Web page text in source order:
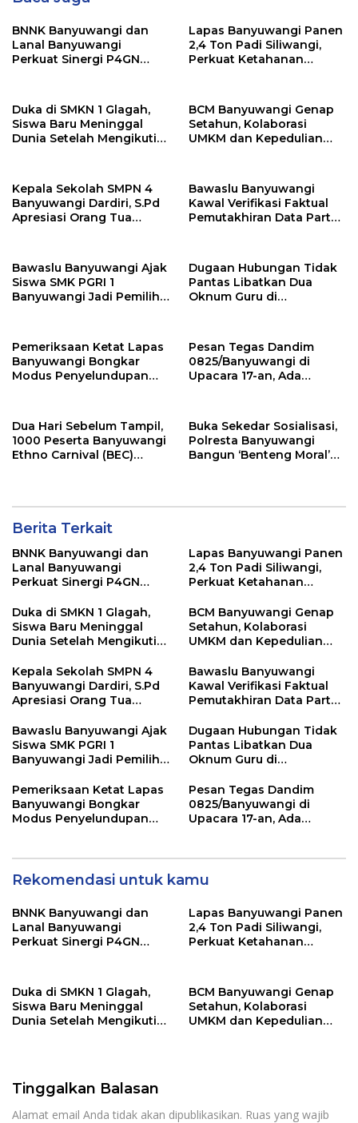
BNNK Banyuwangi dan
Lanal Banyuwangi
Perkuat Sinergi P4GN
Lapas Banyuwangi Panen
2,4 Ton Padi Siliwangi,
Perkuat Ketahanan
Duka di SMKN 1 Glagah,
Siswa Baru Meninggal
Dunia Setelah Mengikuti
BCM Banyuwangi Genap
Setahun, Kolaborasi
UMKM dan Kepedulian
Kepala Sekolah SMPN 4
Banyuwangi Dardiri, S.Pd
Apresiasi Orang Tua
Depan Gerbang Sekolah
Bawaslu Banyuwangi
Kawal Verifikasi Faktual
Pemutakhiran Data Partai
Bawaslu Banyuwangi Ajak
Siswa SMK PGRI 1
Banyuwangi Jadi Pemilih
Dugaan Hubungan Tidak
Pantas Libatkan Dua
Oknum Guru di
Pemeriksaan Ketat Lapas
Banyuwangi Bongkar
Modus Penyelundupan
Pesan Tegas Dandim
0825/Banyuwangi di
Upacara 17-an, Ada
Prajurit
Dua Hari Sebelum Tampil,
1000 Peserta Banyuwangi
Ethno Carnival (BEC)
Buka Sekedar Sosialisasi,
Polresta Banyuwangi
Bangun ‘Benteng Moral’
Berita Terkait
BNNK Banyuwangi dan
Lanal Banyuwangi
Perkuat Sinergi P4GN
Lapas Banyuwangi Panen
2,4 Ton Padi Siliwangi,
Perkuat Ketahanan
Duka di SMKN 1 Glagah,
Siswa Baru Meninggal
Dunia Setelah Mengikuti
BCM Banyuwangi Genap
Setahun, Kolaborasi
UMKM dan Kepedulian
Anniversary
Kepala Sekolah SMPN 4
Banyuwangi Dardiri, S.Pd
Apresiasi Orang Tua
Pagi Sambut Siswa di
Depan Gerbang Sekolah
Bawaslu Banyuwangi
Kawal Verifikasi Faktual
Pemutakhiran Data Partai
Bawaslu Banyuwangi Ajak
Siswa SMK PGRI 1
Banyuwangi Jadi Pemilih
Dugaan Hubungan Tidak
Pantas Libatkan Dua
Oknum Guru di
Menunggu Klarifikasi
Pemeriksaan Ketat Lapas
Banyuwangi Bongkar
Modus Penyelundupan
Pesan Tegas Dandim
0825/Banyuwangi di
Upacara 17-an, Ada
Prajurit
Rekomendasi untuk kamu
BNNK Banyuwangi dan
Lanal Banyuwangi
Perkuat Sinergi P4GN
Lapas Banyuwangi Panen
2,4 Ton Padi Siliwangi,
Perkuat Ketahanan
Duka di SMKN 1 Glagah,
Siswa Baru Meninggal
Dunia Setelah Mengikuti
BCM Banyuwangi Genap
Setahun, Kolaborasi
UMKM dan Kepedulian
Tinggalkan Balasan
Alamat email Anda tidak akan dipublikasikan. Ruas yang wajib